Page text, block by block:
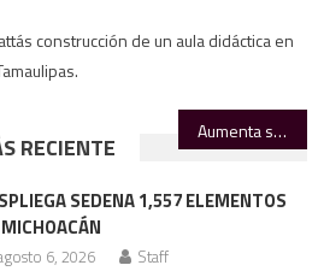
construcción de un aula didáctica en
Aumenta soberanía energética con Plan de Crecimiento: Claudia
RECIENTE
SEDENA 1,557 ELEMENTOS
6, 2026 Staff